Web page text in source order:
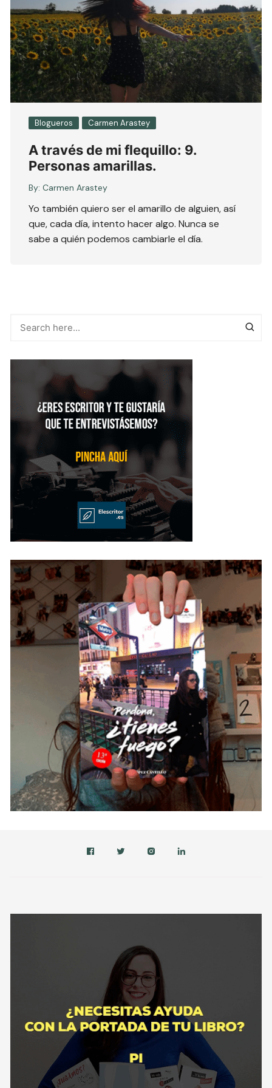
Blogueros Carmen Arastey
A través de mi flequillo: 9.
Personas amarillas.
By: Carmen Arastey
Yo también quiero ser el amarillo de alguien, así
que, cada día, intento hacer algo. Nunca se
sabe a quién podemos cambiarle el día.